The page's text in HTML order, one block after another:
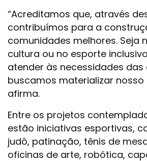
“Acreditamos que, através
contribuímos para a
comunidades melhores. Seja
cultura ou no esporte
atender às necessidades das
buscamos materializar nosso
afirma.
Entre os projetos
estão iniciativas esportivas,
judô, patinação, tênis de
oficinas de arte, robótica,